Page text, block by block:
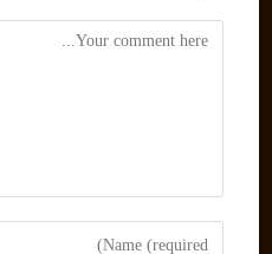
Comment
Enter